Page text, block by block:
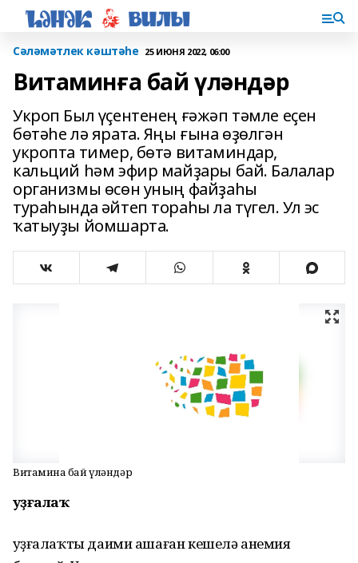
Сәләмәтлек кәштәһе 25 ИЮНЯ 2022, 06:00
Витаминға бай үләндәр
Укроп Был үҫентенең ғәжәп тәмле еҫен
бөтәһе лә ярата. Яңы ғына өҙөлгән
укропта тимер, бөтә витаминдар,
кальций һәм эфир майҙары бай. Балалар
организмы өсөн уның файҙаһы
тураһында әйтеп тораһы ла түгел. Ул эс
ҡатыуҙы йомшарта.
Витаминға бай үләндәр
Ҡуҙғалаҡ
Ҡуҙғалаҡты даими ашаған кешелә анемия